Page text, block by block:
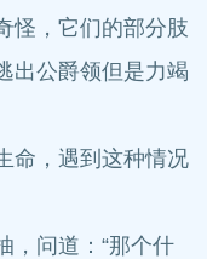
怪，它们的部分肢
出公爵领但是力竭
命，遇到这种情况
，问道：“那个什